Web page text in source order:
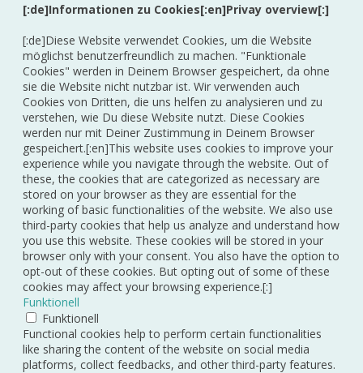
[:de]Informationen zu Cookies[:en]Privay overview[:]
[:de]Diese Website verwendet Cookies, um die Website
möglichst benutzerfreundlich zu machen. "Funktionale
Cookies" werden in Deinem Browser gespeichert, da ohne
sie die Website nicht nutzbar ist. Wir verwenden auch
Cookies von Dritten, die uns helfen zu analysieren und zu
verstehen, wie Du diese Website nutzt. Diese Cookies
werden nur mit Deiner Zustimmung in Deinem Browser
gespeichert.[:en]This website uses cookies to improve your
experience while you navigate through the website. Out of
these, the cookies that are categorized as necessary are
stored on your browser as they are essential for the
working of basic functionalities of the website. We also use
third-party cookies that help us analyze and understand how
you use this website. These cookies will be stored in your
browser only with your consent. You also have the option to
opt-out of these cookies. But opting out of some of these
cookies may affect your browsing experience.[:]
Funktionell
Funktionell
Functional cookies help to perform certain functionalities
like sharing the content of the website on social media
platforms, collect feedbacks, and other third-party features.